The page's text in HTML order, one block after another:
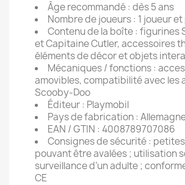
Âge recommandé : dès 5 ans
Nombre de joueurs : 1 joueur et
Contenu de la boîte : figurines
et Capitaine Cutler, accessoires
éléments de décor et objets
Mécaniques / fonctions :
amovibles, compatibilité avec les
Scooby-Doo
Éditeur : Playmobil
Pays de fabrication :
EAN / GTIN : 4008789707086
Consignes de sécurité :
pouvant être avalées ; utilisation
surveillance d’un adulte ;
CE